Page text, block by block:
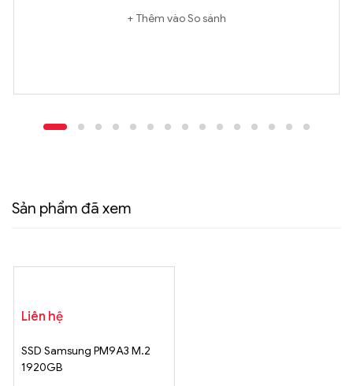
Thêm vào So sánh
Sản phẩm đã xem
Liên hệ
SSD Samsung PM9A3 M.2
1920GB